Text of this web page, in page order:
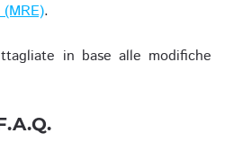
.
in base alle modifiche